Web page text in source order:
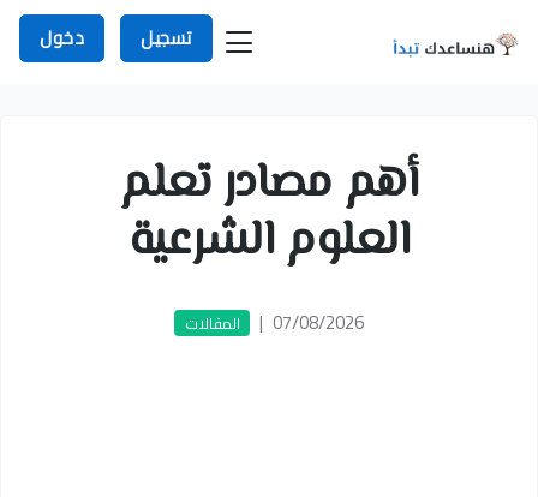
تسجيل دخول
أهم مصادر تعلم
العلوم الشرعية
07/08/2026
| المقالات